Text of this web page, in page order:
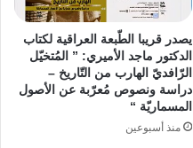
يصدر قريبا الطّبعة العراقية لكتاب
الدكتور ماجد الأميري: ” المُتخيّل
الرّافديّ الهارب من التّاريخ –
دراسة ونصوص مُعرّبة عن الأصول
المسماريّة “
منذ أسبوعين